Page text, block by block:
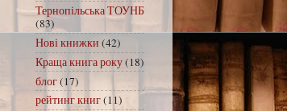
Тернопільська ТОУНБ
(83)
Нові книжки (42)
Краща книга року(18)
блог(17)
рейтинг книг(11)